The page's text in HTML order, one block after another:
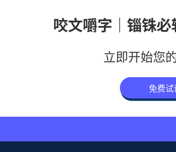
咬文嚼字｜锱铢
立即开始您
免费试